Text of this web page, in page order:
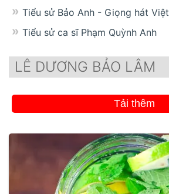
Tiểu sử Bảo Anh - Giọng hát Việt
Tiểu sử ca sĩ Phạm Quỳnh Anh
LÊ DƯƠNG BẢO LÂM
Tải thêm